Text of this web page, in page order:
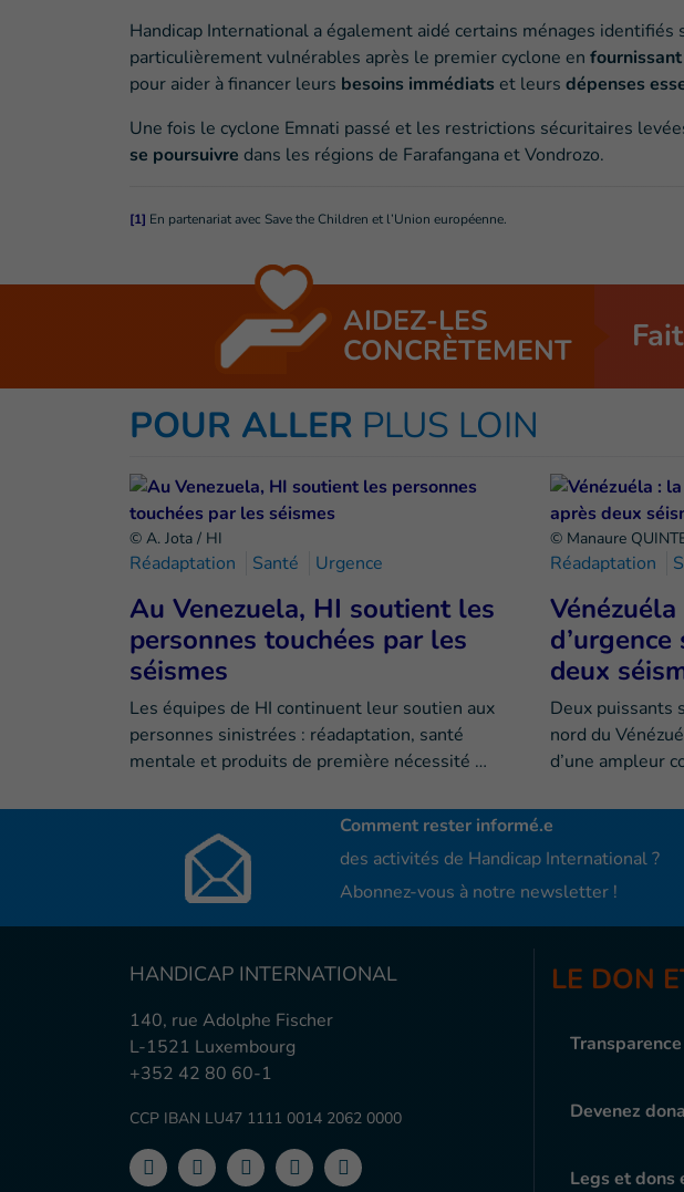
Handicap International a également aidé certains ménages identifiés
particulièrement vulnérables après le premier cyclone en
pour aider à financer leurs besoins immédiats et leurs dépenses
Une fois le cyclone Emnati passé et les restrictions sécuritaires
se poursuivre dans les régions de Farafangana et Vondrozo.
[1] En partenariat avec Save the Children et l’Union européenne.
AIDEZ-LES
CONCRÈTEMENT
POUR ALLER PLUS LOIN
© A. Jota / HI
Réadaptation Santé Urgence
Au Venezuela, HI soutient les
personnes touchées par les
séismes
Les équipes de HI continuent leur soutien aux
personnes sinistrées : réadaptation, santé
mentale et produits de première nécessité …
© Manaure
Réadaptation
d’urgence
deux
Deux puissants
nord du
d’une ampleur
Comment rester informé.e
des activités de Handicap International ?
Abonnez-vous à notre newsletter !
HANDICAP INTERNATIONAL
140, rue Adolphe Fischer
L-1521 Luxembourg
+352 42 80 60-1
CCP IBAN LU47 1111 0014 2062 0000
LE DON
Devenez
Legs et dons